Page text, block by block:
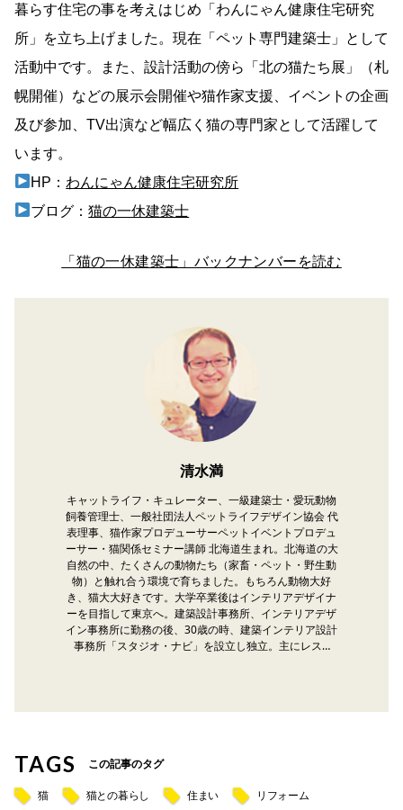
暮らす住宅の事を考えはじめ「わんにゃん健康住宅研究
所」を立ち上げました。現在「ペット専門建築士」として
活動中です。また、設計活動の傍ら「北の猫たち展」（札
幌開催）などの展示会開催や猫作家支援、イベントの企画
及び参加、TV出演など幅広く猫の専門家として活躍して
います。
HP： わんにゃん健康住宅研究所
ブログ：猫の一休建築士
「猫の一休建築士」バックナンバーを読む
清水満
キャットライフ・キュレーター、一級建築士・愛玩動物
飼養管理士、一般社団法人ペットライフデザイン協会 代
表理事、猫作家プロデューサーペットイベントプロデュ
ーサー・猫関係セミナー講師 北海道生まれ。北海道の大
自然の中、たくさんの動物たち（家畜・ペット・野生動
物）と触れ合う環境で育ちました。もちろん動物大好
き、猫大大好きです。大学卒業後はインテリアデザイナ
ーを目指して東京へ。建築設計事務所、インテリアデザ
イン事務所に勤務の後、30歳の時、建築インテリア設計
事務所「スタジオ・ナビ」を設立し独立。主にレス…
TAGS この記事のタグ
猫 猫との暮らし 住まい リフォーム